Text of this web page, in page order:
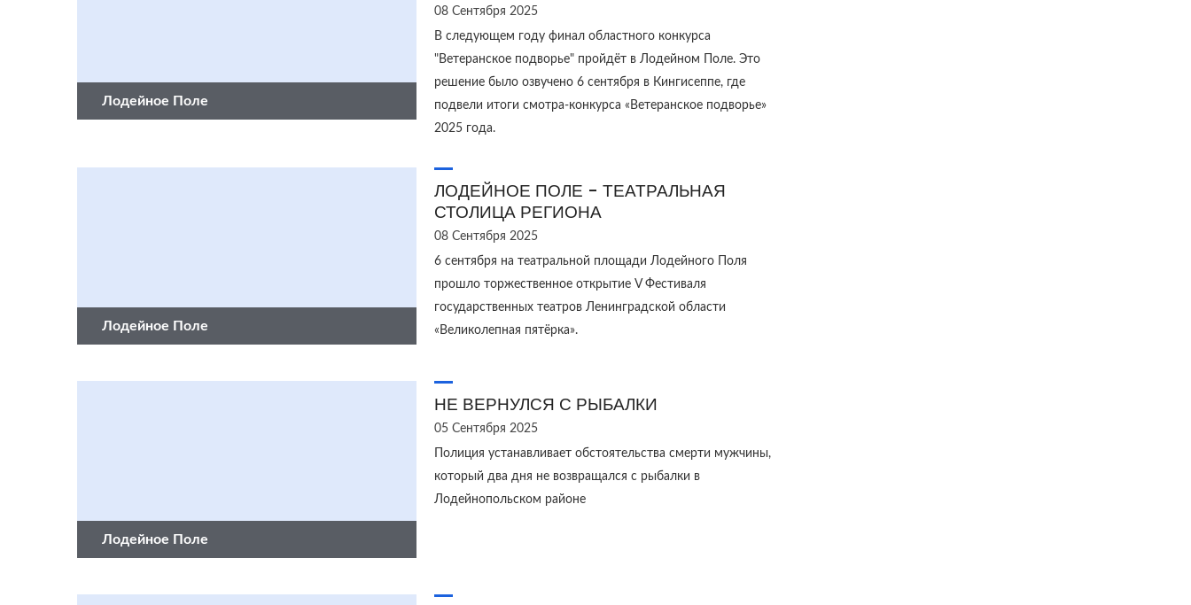
Лодейное Поле
08 Сентября 2025
В следующем году финал областного конкурса
"Ветеранское подворье" пройдёт в Лодейном Поле. Это
решение было озвучено 6 сентября в Кингисеппе, где
подвели итоги смотра-конкурса «Ветеранское подворье»
2025 года.
Лодейное Поле
ЛОДЕЙНОЕ ПОЛЕ - ТЕАТРАЛЬНАЯ
СТОЛИЦА РЕГИОНА
08 Сентября 2025
6 сентября на театральной площади Лодейного Поля
прошло торжественное открытие V Фестиваля
государственных театров Ленинградской области
«Великолепная пятёрка».
Лодейное Поле
НЕ ВЕРНУЛСЯ С РЫБАЛКИ
05 Сентября 2025
Полиция устанавливает обстоятельства смерти мужчины,
который два дня не возвращался с рыбалки в
Лодейнопольском районе